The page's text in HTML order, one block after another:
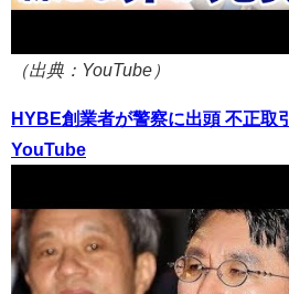
（出典：YouTube）
HYBE創業者が警察に出頭 不正取
YouTube